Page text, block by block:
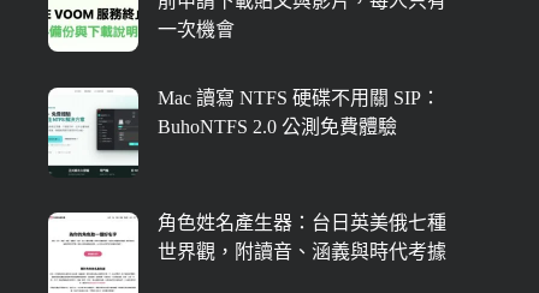
一次機會
Mac 讀寫 NTFS 硬碟不用關 SIP：
BuhoNTFS 2.0 公測免費體驗
角色姓名產生器：台日英美俄七種
世界觀，附讀音、涵義與時代考據